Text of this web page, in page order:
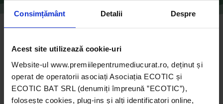
Consimțământ Detalii Despre
Acest site utilizează cookie-uri
Website-ul www.premiilepentrumediucurat.ro, deținut și
operat de operatorii asociați Asociația ECOTIC și
ECOTIC BAT SRL (denumiți împreună ”ECOTIC”),
folosește cookies, plug-ins și alți identificatori online,
de Ecotic|oct. 27, 2021| 2016
comentarii